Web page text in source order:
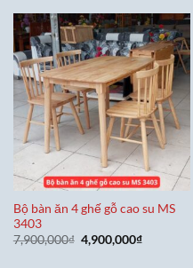
Bộ bàn ăn 4 ghế gỗ cao su MS
3403
7,900,000₫ Giá
gốc
4,900,000₫Giá